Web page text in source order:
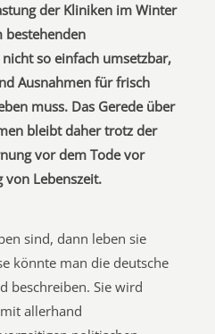
der Kliniken im Winter
bestehenden
so einfach umsetzbar,
Ausnahmen für frisch
muss. Das Gerede über
bleibt daher trotz der
vor dem Tode vor
von Lebenszeit.
sind, dann leben sie
könnte man die deutsche
beschreiben. Sie wird
allerhand